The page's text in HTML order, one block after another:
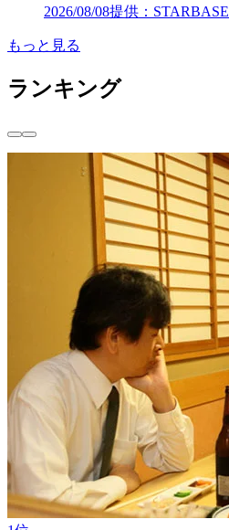
2026/08/08提供：STARBASE
もっと見る
ランキング